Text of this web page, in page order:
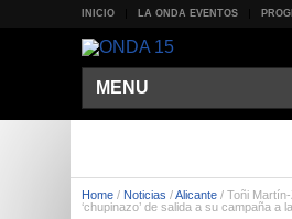
INICIO LA ONDA EVENTOS
MENU
Home / Noticias /Alicante / Toñi
‘chupinazo’ de salida a su campaña a